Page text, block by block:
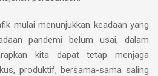
mulai menunjukkan keadaan yang
pandemi belum usai, dalam
kita dapat tetap menjaga
produktif, bersama-sama saling